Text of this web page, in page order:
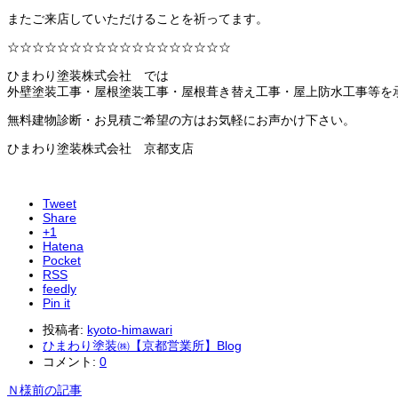
またご来店していただけることを祈ってます。
☆☆☆☆☆☆☆☆☆☆☆☆☆☆☆☆☆☆
ひまわり塗装株式会社 では
外壁塗装工事・屋根塗装工事・屋根葺き替え工事・屋上防水工事等を
無料建物診断・お見積ご希望の方はお気軽にお声かけ下さい。
ひまわり塗装株式会社 京都支店
Tweet
Share
+1
Hatena
Pocket
RSS
feedly
Pin it
投稿者: kyoto-himawari
ひまわり塗装㈱【京都営業所】Blog
コメント: 0
Ｎ様前の記事